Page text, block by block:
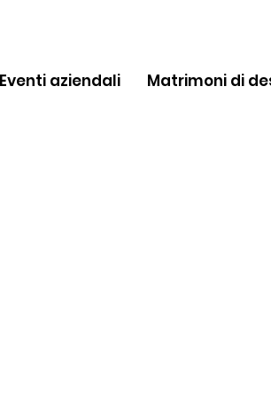
Eventi aziendali Matrimoni di